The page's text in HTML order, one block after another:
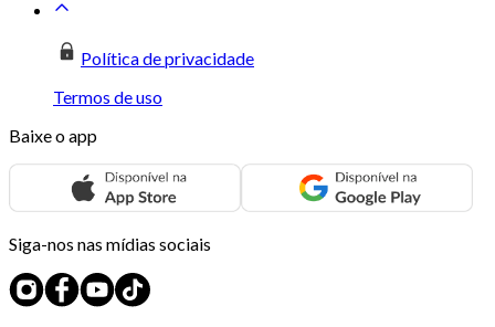
Política de privacidade
Termos de uso
Baixe o app
Siga-nos nas mídias sociais